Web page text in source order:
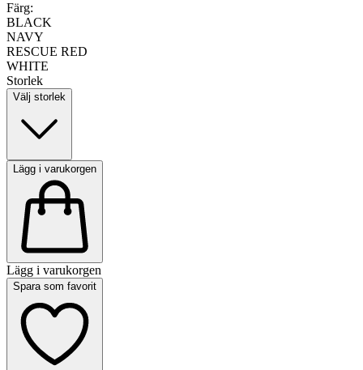
Färg:
BLACK
NAVY
RESCUE RED
WHITE
Storlek
Välj storlek
Lägg i varukorgen
Lägg i varukorgen
Spara som favorit